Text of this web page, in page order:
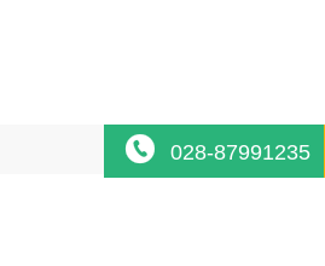
028-87991235